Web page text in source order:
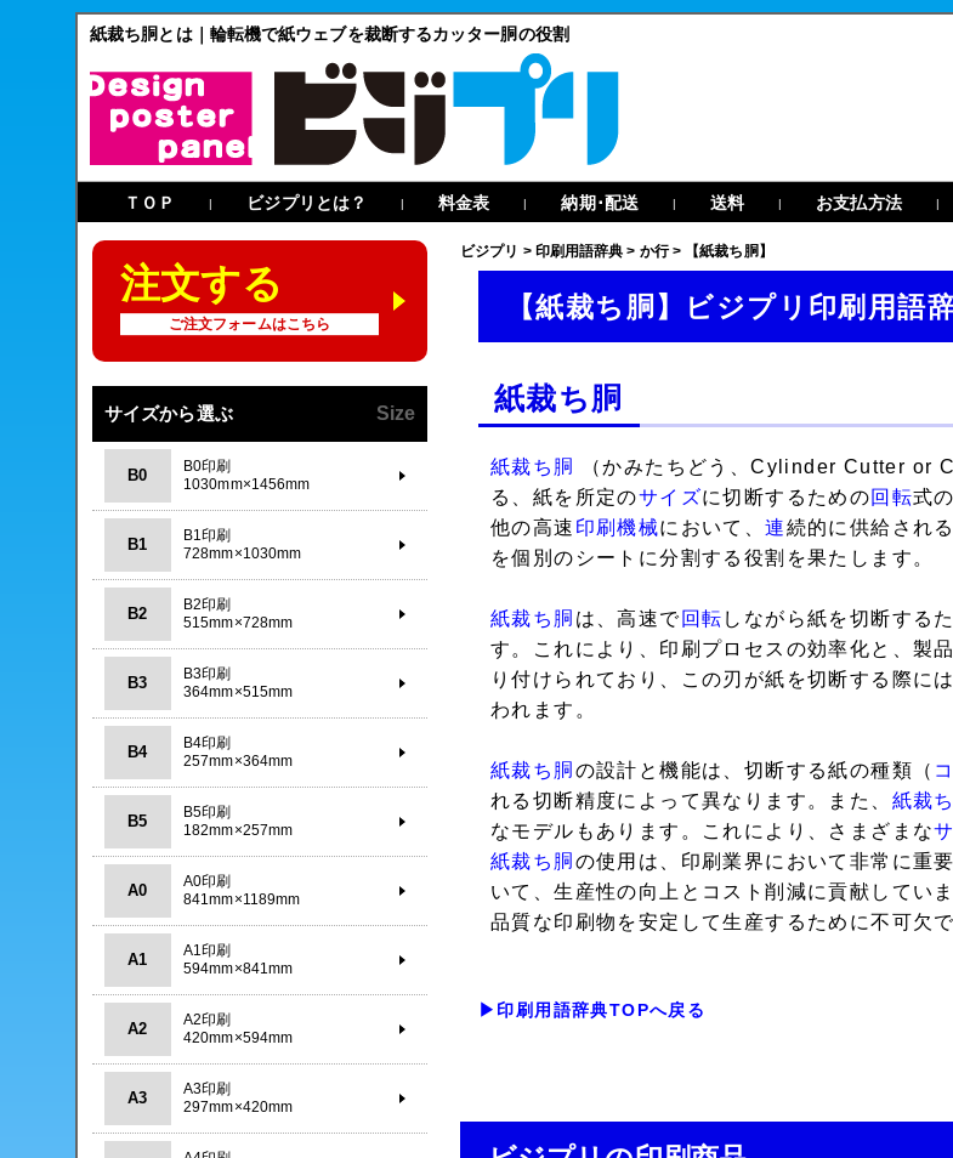
紙裁ち胴とは｜輪転機で紙ウェブを裁断するカッター胴の役割
ＴＯＰ | ビジプリとは？ | 料金表 | 納期･配送 | 送料 | お支払方法 |
ビジプリ > 印刷用語辞典 > か行> 【紙裁ち胴】
【紙裁ち胴】ビジプリ印刷用語
紙裁ち胴
紙裁ち胴 （かみたちどう、Cylinder Cutter or
る、紙を所定のサイズに切断するための回転式
他の高速 印刷機械において、連続的に供給され
を個別のシートに分割する役割を果たします。
紙裁ち胴 は、高速で回転 しながら紙を切断する
す。これにより、印刷プロセスの効率化と、製
り付けられており、この刃が紙を切断する際に
われます。
紙裁ち胴 の設計と機能は、切断する紙の種類（
れる切断精度によって異なります。また、 紙裁
なモデルもあります。これにより、さまざまな
紙裁ち胴 の使用は、印刷業界において非常に重
いて、生産性の向上とコスト削減に貢献してい
品質な印刷物を安定して生産するために不可欠で
▶印刷用語辞典TOPへ戻る
注文する
ご注文フォームはこちら
サイズから選ぶ Size
B0
B0印刷
1030mm×1456mm
B1
B1印刷
728mm×1030mm
B2
B2印刷
515mm×728mm
B3
B3印刷
364mm×515mm
B4
B4印刷
257mm×364mm
B5
B5印刷
182mm×257mm
A0
A0印刷
841mm×1189mm
A1
A1印刷
594mm×841mm
A2
A2印刷
420mm×594mm
A3
A3印刷
297mm×420mm